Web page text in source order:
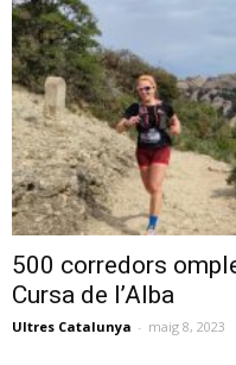
500 corredors
Cursa de l’Alba
Ultres Catalunya - maig 8, 2023